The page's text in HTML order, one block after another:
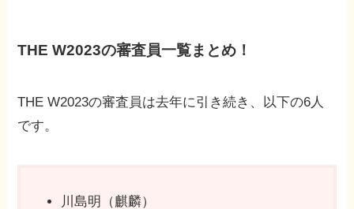
THE W2023の審査員一覧まとめ！
THE W2023の審査員は去年に引き続き、以下の6人
です。
川島明（麒麟）